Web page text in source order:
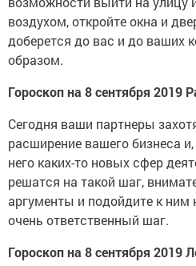
воздухом, откройте окна и
доберется до вас и до ваших
образом.
Гороскоп на 8 сентября 2019
Сегодня ваши партнеры
расширение вашего бизнеса
него каких-то новых сфер
решатся на такой шаг,
аргументы и подойдите к ним
очень ответственный шаг.
Гороскоп на 8 сентября 2019